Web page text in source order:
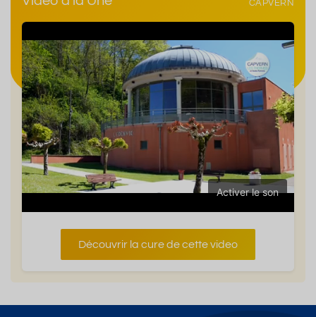
CAPVERN
Activer le son
Découvrir la cure de cette video